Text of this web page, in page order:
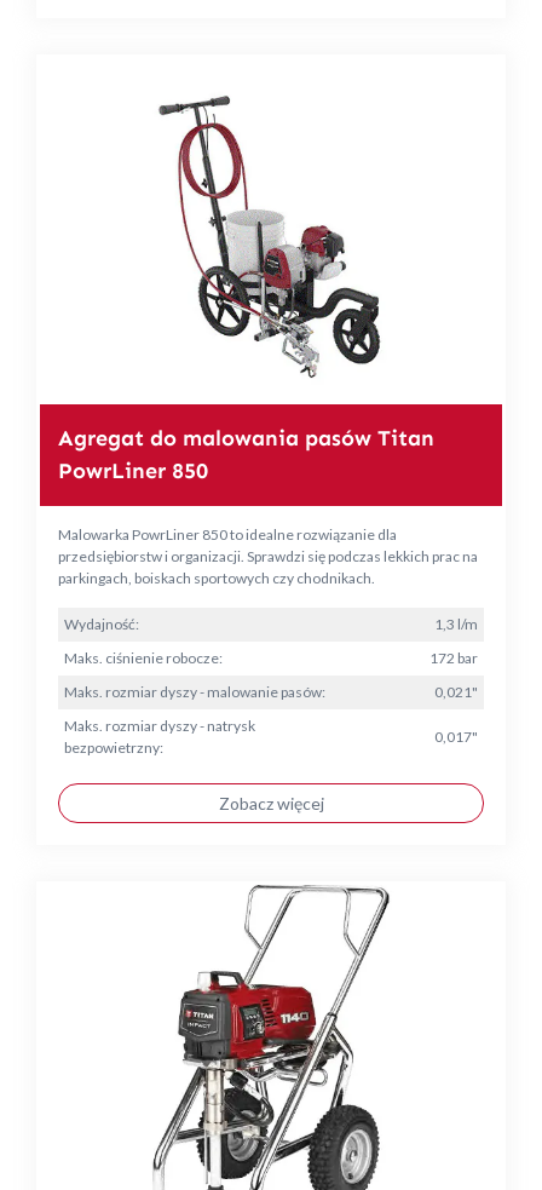
Agregat do malowania pasów Titan
PowrLiner 850
Malowarka PowrLiner 850 to idealne rozwiązanie dla
przedsiębiorstw i organizacji. Sprawdzi się podczas lekkich prac na
parkingach, boiskach sportowych czy chodnikach.
Wydajność:
1,3 l/m
Maks. ciśnienie robocze:
172 bar
Maks. rozmiar dyszy - malowanie pasów:
0,021"
Maks. rozmiar dyszy - natrysk
bezpowietrzny:
0,017"
Zobacz więcej